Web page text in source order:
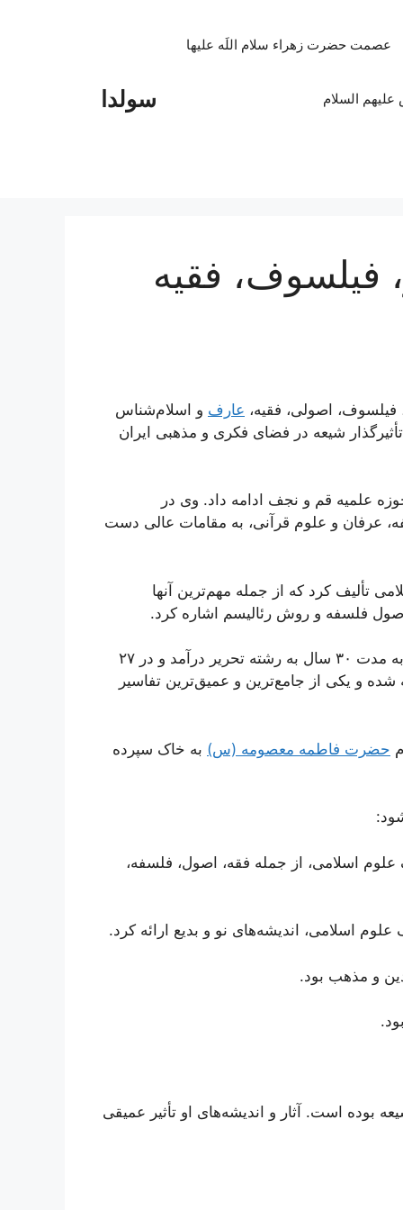
سولدا
عصمت حضرت زهراء سلام اللَه علیها
السلام
فیلسوف، فقیه
عارف و اسلام‌شناس
شیعه در فضای فکری و مذهبی ایران
علمیه قم و نجف ادامه داد. وی در
عرفان و علوم قرآنی، به مقامات عالی دست
تألیف کرد که از جمله مهم‌ترین آنها
اصول فلسفه و روش رئالیسم اشاره کرد.
تفسیر المیزان، که از مهم‌ترین آثار علامه طباطبایی است، به مدت ۳۰ سال به رشته تحریر درآمد و در ۲۷
و یکی از جامع‌ترین و عمیق‌ترین تفاسیر
حضرت فاطمه معصومه (س) به خاک سپرده
اسلامی، از جمله فقه، اصول، فلسفه،
اسلامی، اندیشه‌های نو و بدیع ارائه کرد.
و مذهب بود.
بوده است. آثار و اندیشه‌های او تأثیر عمیقی